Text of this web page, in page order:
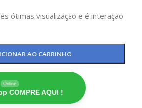
ótimas visualização e é interação
AO CARRINHO
Online
COMPRE AQUI !